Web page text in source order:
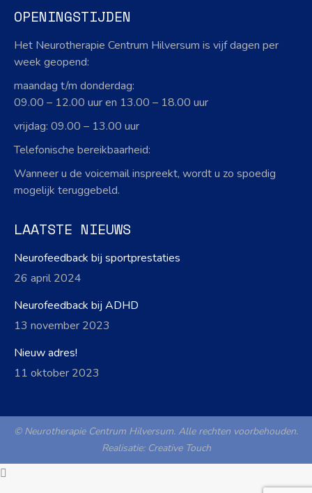
opens
in
new
opens
new
OPENINGSTIJDEN
Het Neurotherapie Centrum Hilversum is vijf dagen per
week geopend:
maandag t/m donderdag:
09.00 – 12.00 uur en 13.00 – 18.00 uur
vrijdag: 09.00 – 13.00 uur
Telefonische bereikbaarheid:
Wanneer u de voicemail inspreekt, wordt u zo spoedig
mogelijk teruggebeld.
LAATSTE NIEUWS
Neurofeedback bij sportprestaties
26 april 2024
Neurofeedback bij ADHD
13 november 2023
Nieuw adres!
11 oktober 2023
© Neurotherapie Centrum Hilversum. Alle rechten voorbehouden.
Realisatie: Creative Touch